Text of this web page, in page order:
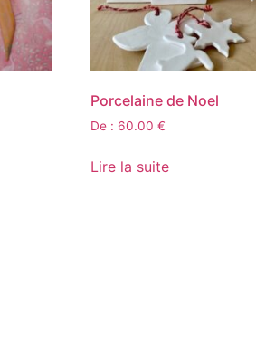
Porcelaine de Noel
De : 60.00€
Lire la suite